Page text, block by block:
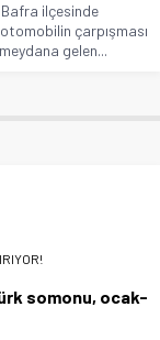
Bafra ilçesinde
çarpışması
gelen...
somonu, ocak-